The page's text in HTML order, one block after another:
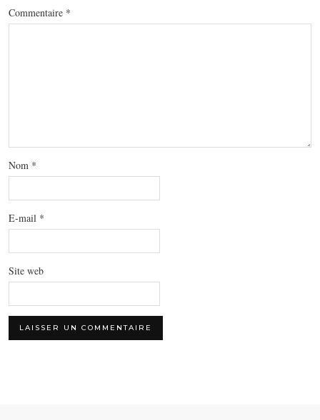
Commentaire *
Nom *
E-mail *
Site web